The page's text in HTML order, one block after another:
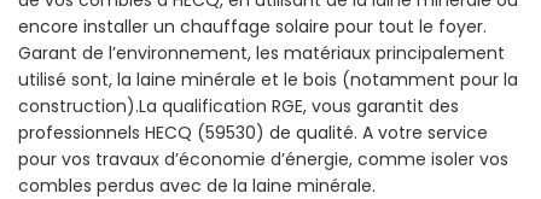
encore installer un chauffage solaire pour tout le foyer.
Garant de l’environnement, les matériaux principalement
utilisé sont, la laine minérale et le bois (notamment pour la
construction).La qualification RGE, vous garantit des
professionnels HECQ (59530) de qualité. A votre service
pour vos travaux d’économie d’énergie, comme isoler vos
combles perdus avec de la laine minérale.